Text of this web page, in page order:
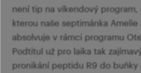
není tip na víkendový program,
kterou naše septimánka Amelie
absolvuje v rámci programu
Podtitul už pro laika tak
pronikání peptidu R9 do buňky